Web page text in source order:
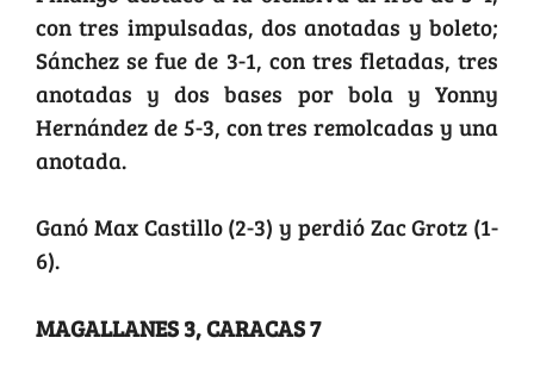
con tres impulsadas, dos anotadas y boleto;
Sánchez se fue de 3-1, con tres fletadas, tres
anotadas y dos bases por bola y Yonny
Hernández de 5-3, con tres remolcadas y una
anotada.
Ganó Max Castillo (2-3) y perdió Zac Grotz (1-
6).
MAGALLANES 3, CARACAS 7